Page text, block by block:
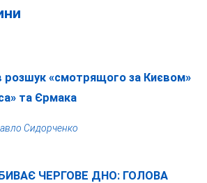
розшук «смотрящого за Києвом»
та Єрмака
Сидорченко
ЧЕРГОВЕ ДНО: ГОЛОВА